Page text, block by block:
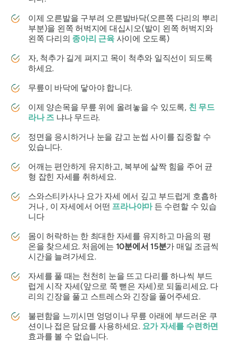
이제 오른발을 구부려 오른발바닥(오른쪽 다리의 뿌리
부분)을 왼쪽 허벅지에 대십시오(발이 왼쪽 허벅지와
왼쪽 다리의 종아리 근육사이에 오도록)
자, 척추가 길게 펴지고 목이 척추와 일직선이 되도록
하세요.
무릎이 바닥에 닿아야 합니다.
이제 양손목을 무릎 위에 올려놓을 수 있도록, 친 무드
라나 즈 냐나 무드라.
정면을 응시하거나 눈을 감고 눈썹 사이를 집중할 수
있습니다.
어깨는 편안하게 유지하고, 복부에 살짝 힘을 주어 균
형 잡힌 자세를 취하세요.
스와스티카사나요가 자세 에서 깊고 부드럽게 호흡하
거나 , 이 자세에서 어떤 프라나야마든 수련할 수 있습
니다
몸이 허락하는 한 최대한 자세를 유지하고 마음의 평
온을 찾으세요. 처음에는 10분에서 15분가 매일 조금씩
시간을 늘려가세요.
자세를 풀 때는 천천히 눈을 뜨고 다리를 하나씩 부드
럽게 시작 자세(앞으로 쭉 뻗은 자세)로 되돌리세요. 다
리의 긴장을 풀고 스트레스와 긴장을 풀어주세요.
불편함을 느끼시면 엉덩이나 무릎 아래에 부드러운 쿠
션이나 접은 담요를 사용하세요. 요가 자세를 수련하면
효과를 볼 수 없습니다.